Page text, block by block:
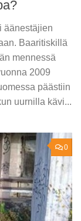
äänestäjien
Baaritiskillä
mennessä
2009
päästiin
uurnilla kävi...
0